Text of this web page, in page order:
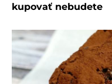
kupovať nebudete